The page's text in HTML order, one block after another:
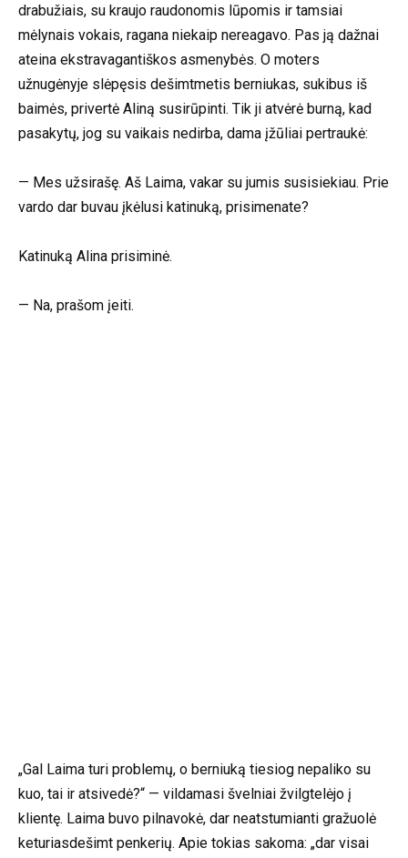
drabužiais, su kraujo raudonomis lūpomis ir tamsiai
mėlynais vokais, ragana niekaip nereagavo. Pas ją dažnai
ateina ekstravagantiškos asmenybės. O moters
užnugėnyje slėpęsis dešimtmetis berniukas, sukibus iš
baimės, privertė Aliną susirūpinti. Tik ji atvėrė burną, kad
pasakytų, jog su vaikais nedirba, dama įžūliai pertraukė:
— Mes užsirašę. Aš Laima, vakar su jumis susisiekiau. Prie
vardo dar buvau įkėlusi katinuką, prisimenate?
Katinuką Alina prisiminė.
— Na, prašom įeiti.
„Gal Laima turi problemų, o berniuką tiesiog nepaliko su
kuo, tai ir atsivedė?“ — vildamasi švelniai žvilgtelėjo į
klientę. Laima buvo pilnavokė, dar neatstumianti gražuolė
keturiasdešimt penkerių. Apie tokias sakoma: „dar visai